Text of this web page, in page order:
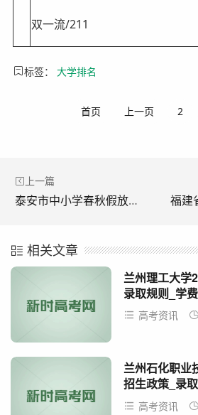
双一流/211
标签： 大学排名
首页 上一页 2
上一篇
泰安市中小学春秋假放假时间什么时候？
相关文章
兰州理工大学
录取规则_学
高考资讯
兰州石化职业
招生政策_录
高考资讯